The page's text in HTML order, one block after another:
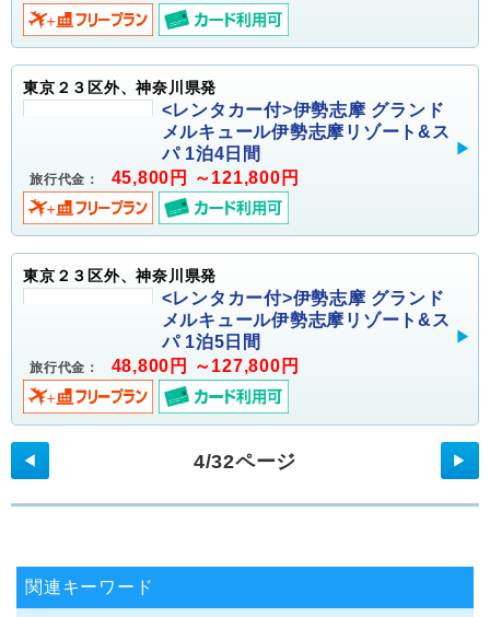
東京２３区外、神奈川県発
<レンタカー付>伊勢志摩 グランド
メルキュール伊勢志摩リゾート&ス
パ 1泊4日間
旅行代金： 45,800円 ～121,800円
東京２３区外、神奈川県発
<レンタカー付>伊勢志摩 グランド
メルキュール伊勢志摩リゾート&ス
パ 1泊5日間
旅行代金： 48,800円 ～127,800円
4/32ページ
◀ ▶
関連キーワード